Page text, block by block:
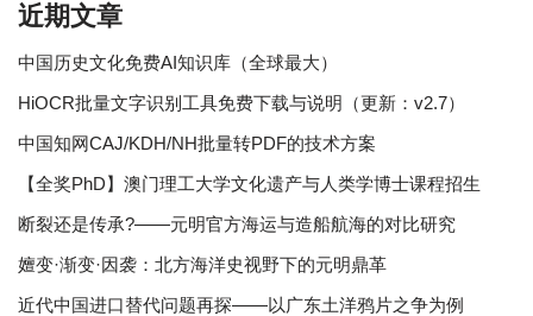
近期文章
中国历史文化免费AI知识库（全球最大）
HiOCR批量文字识别工具免费下载与说明（更新：v2.7）
中国知网CAJ/KDH/NH批量转PDF的技术方案
【全奖PhD】澳门理工大学文化遗产与人类学博士课程招生
断裂还是传承?——元明官方海运与造船航海的对比研究
嬗变·渐变·因袭：北方海洋史视野下的元明鼎革
近代中国进口替代问题再探——以广东土洋鸦片之争为例